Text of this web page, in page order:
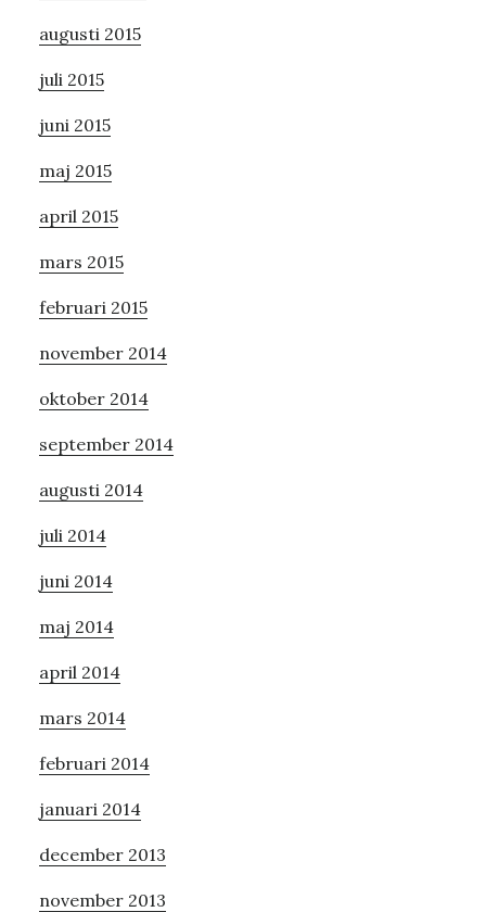
augusti 2015
juli 2015
juni 2015
maj 2015
april 2015
mars 2015
februari 2015
november 2014
oktober 2014
september 2014
augusti 2014
juli 2014
juni 2014
maj 2014
april 2014
mars 2014
februari 2014
januari 2014
december 2013
november 2013